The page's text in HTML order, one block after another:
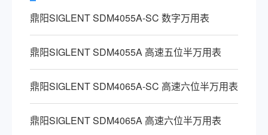
鼎阳SIGLENT SDM4055A-SC 数字万用表
鼎阳SIGLENT SDM4055A 高速五位半万用表
鼎阳SIGLENT SDM4065A-SC 高速六位半万用表
鼎阳SIGLENT SDM4065A 高速六位半万用表